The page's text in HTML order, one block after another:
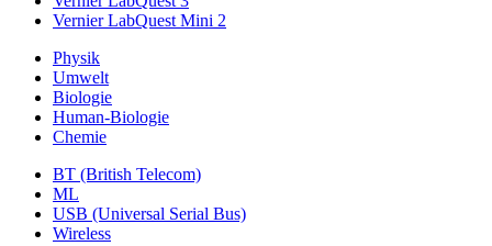
Vernier LabQuest Mini 2
Physik
Umwelt
Biologie
Human-Biologie
Chemie
BT (British Telecom)
ML
USB (Universal Serial Bus)
Wireless